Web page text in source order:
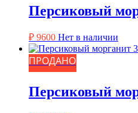
Персиковый
₽ 9600 Нет в наличии
ПРОДАНО
Персиковый